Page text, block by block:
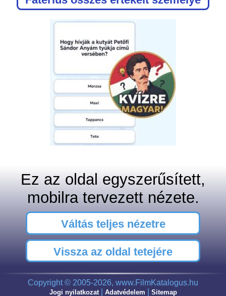
Ez az oldal egyszerűsített,
mobilra tervezett nézete.
Váltás teljes nézetre
Vissza az oldal tetejére
Copyright © 2005-2026, www.FilmKatalogus.hu
Jogi nyilatkozat| Adatvédelem Sitemap